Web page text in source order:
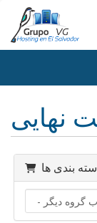
نهایی
بندی ها